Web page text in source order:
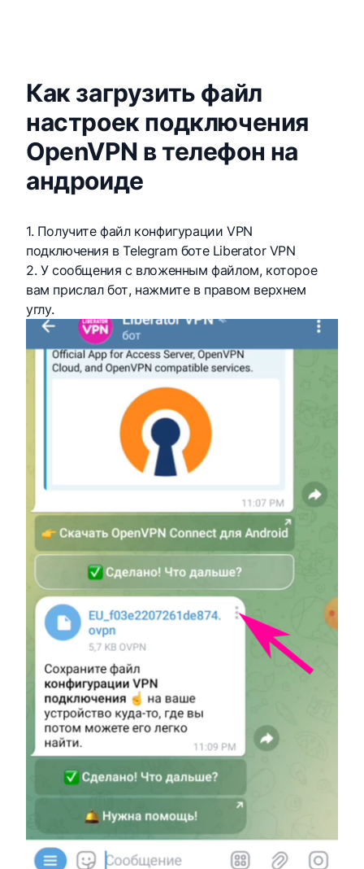
Как загрузить файл
настроек подключения
OpenVPN в телефон на
андроиде
1. Получите файл конфигурации VPN
подключения в Telegram боте Liberator VPN
2. У сообщения с вложенным файлом, которое
вам прислал бот, нажмите в правом верхнем
углу.